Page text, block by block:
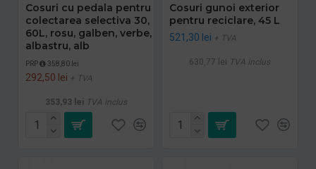
Cosuri cu pedala pentru
colectarea selectiva 30,
60L, rosu, galben, verbe,
albastru, alb
PRP 358,80 lei
292,50 lei + TVA
353,93 lei TVA inclus
Cosuri gunoi exterior
pentru reciclare, 45 L
521,30 lei + TVA
630,77 lei TVA inclus